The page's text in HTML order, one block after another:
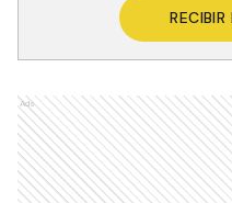
Recibí las